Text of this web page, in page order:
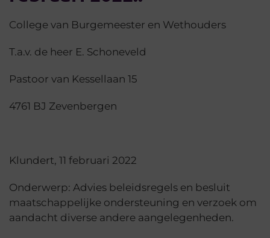
College van Burgemeester en Wethouders
T.a.v. de heer E. Schoneveld
Pastoor van Kessellaan 15
4761 BJ Zevenbergen
Klundert, 11 februari 2022
Onderwerp: Advies beleidsregels en besluit
maatschappelijke ondersteuning en verzoek om
aandacht diverse andere aangelegenheden.